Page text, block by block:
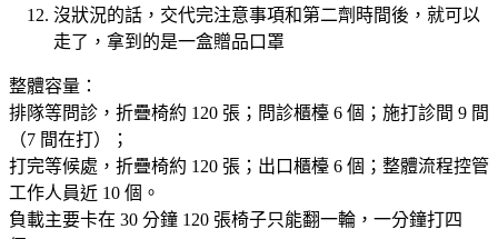
沒狀況的話，交代完注意事項和第二劑時間後，就可以
走了，拿到的是一盒贈品口罩
整體容量：
排隊等問診，折疊椅約 120 張；問診櫃檯 6 個；施打診間 9 間
（7 間在打）；
打完等候處，折疊椅約 120 張；出口櫃檯 6 個；整體流程控管
工作人員近 10 個。
負載主要卡在 30 分鐘 120 張椅子只能翻一輪，一分鐘打四